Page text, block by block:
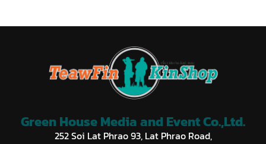
Green House Media and Event Co.,Ltd.
252 Soi Lat Phrao 93, Lat Phrao Road,